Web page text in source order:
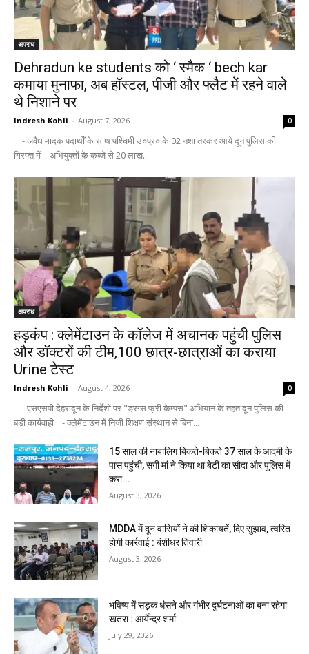
अपराध
Dehradun ke students को ‘ स्मैक ‘ bech kar
कमाया मुनाफा, अब हॉस्टल, पीजी और फ्लैट में रहने वाले
थे निशाने पर
Indresh Kohli - August 7, 2026 0
- अवैध मादक पदार्थों के साथ पश्चिमी उ०प्र० के 02 नशा तस्कर आये दून पुलिस की
गिरफ्त में - अभियुक्तों के कब्जे से 20 लाख...
अपराध
हड़कंप : क्लेमेंटाउन के कॉलेज में अचानक पहुंची पुलिस
और डॉक्टरों की टीम,100 छात्र-छात्राओं का कराया
Urine टेस्ट
Indresh Kohli - August 4, 2026 0
- एसएसपी देहरादून के निर्देशों पर "ड्रग्स फ्री कैम्पस" अभियान के तहत दून पुलिस की
बड़ी कार्यवाही - क्लेमेंटाउन में निजी शिक्षण संस्थान से बिना...
15 साल की नाबालिग बिकते-बिकते 37 साल के आदमी के
पास पहुंची, सगी मां ने किया था बेटी का सौदा और पुलिस में
करा...
August 3, 2026
MDDA में दून वासियों ने की शिकायतें, दिए सुझाव, त्वरित
होगी कार्रवाई : बंशीधर तिवारी
August 3, 2026
भविष्य में सड़क धंसने और गंभीर दुर्घटनाओं का बना रहेगा
खतरा : आर्येन्द्र शर्मा
July 29, 2026